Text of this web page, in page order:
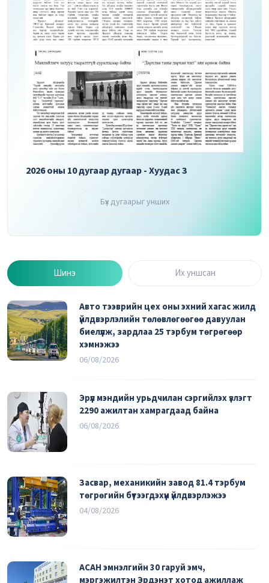
2026 оны 10 дугаар дугаар - Хуудас 3
Бүх дугаарыг унших
Шинэ Их уншсан
Авто тээврийн цех оны эхний хагас жилд
үйлдвэрлэлийн төлөвлөгөөгөө давуулан
биелүүлж, зардлаа 25 тэрбум төгрөгөөр
хэмнэжээ
06/08/2026
Эрүүл мэндийн урьдчилан сэргийлэх үзлэгт
2290 ажилтан хамрагдаад байна
06/08/2026
Засвар, механикийн завод 81.4 тэрбум
төгрөгийн бүтээгдэхүүн үйлдвэрлэжээ
04/08/2026
АСАН эмнэлгийн 30 гаруй эмч,
мэргэжилтэн Эрдэнэт хотод ажиллаж